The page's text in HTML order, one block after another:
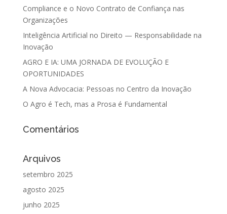
Compliance e o Novo Contrato de Confiança nas
Organizações
Inteligência Artificial no Direito — Responsabilidade na
Inovação
AGRO E IA: UMA JORNADA DE EVOLUÇÃO E
OPORTUNIDADES
A Nova Advocacia: Pessoas no Centro da Inovação
O Agro é Tech, mas a Prosa é Fundamental
Comentários
Arquivos
setembro 2025
agosto 2025
junho 2025